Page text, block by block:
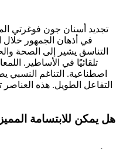
تجديد أسنان جون فوغرتي
في أذهان الجمهور
التناسق يشير إلى الصحة
تلقائيًا في الأساطير.
اصطناعية. التناغم النسبي
التفاعل الطويل. هذه
هل يمكن للابتسامة